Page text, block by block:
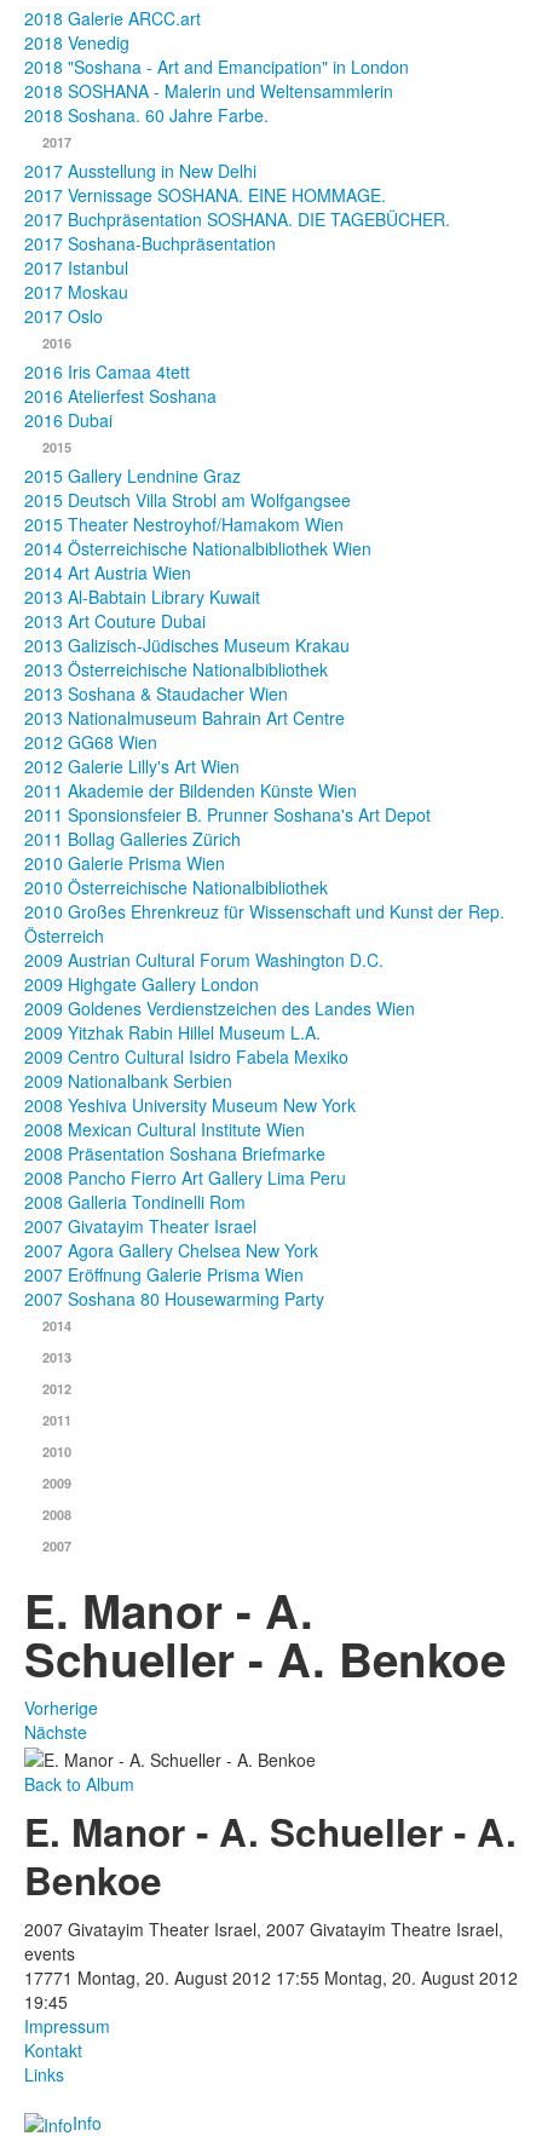
2018 Galerie ARCC.art
2018 Venedig
2018 "Soshana - Art and Emancipation" in London
2018 SOSHANA - Malerin und Weltensammlerin
2018 Soshana. 60 Jahre Farbe.
2017
2017 Ausstellung in New Delhi
2017 Vernissage SOSHANA. EINE HOMMAGE.
2017 Buchpräsentation SOSHANA. DIE TAGEBÜCHER.
2017 Soshana-Buchpräsentation
2017 Istanbul
2017 Moskau
2017 Oslo
2016
2016 Iris Camaa 4tett
2016 Atelierfest Soshana
2016 Dubai
2015
2015 Gallery Lendnine Graz
2015 Deutsch Villa Strobl am Wolfgangsee
2015 Theater Nestroyhof/Hamakom Wien
2014 Österreichische Nationalbibliothek Wien
2014 Art Austria Wien
2013 Al-Babtain Library Kuwait
2013 Art Couture Dubai
2013 Galizisch-Jüdisches Museum Krakau
2013 Österreichische Nationalbibliothek
2013 Soshana & Staudacher Wien
2013 Nationalmuseum Bahrain Art Centre
2012 GG68 Wien
2012 Galerie Lilly's Art Wien
2011 Akademie der Bildenden Künste Wien
2011 Sponsionsfeier B. Prunner Soshana's Art Depot
2011 Bollag Galleries Zürich
2010 Galerie Prisma Wien
2010 Österreichische Nationalbibliothek
2010 Großes Ehrenkreuz für Wissenschaft und Kunst der Rep.
Österreich
2009 Austrian Cultural Forum Washington D.C.
2009 Highgate Gallery London
2009 Goldenes Verdienstzeichen des Landes Wien
2009 Yitzhak Rabin Hillel Museum L.A.
2009 Centro Cultural Isidro Fabela Mexiko
2009 Nationalbank Serbien
2008 Yeshiva University Museum New York
2008 Mexican Cultural Institute Wien
2008 Präsentation Soshana Briefmarke
2008 Pancho Fierro Art Gallery Lima Peru
2008 Galleria Tondinelli Rom
2007 Givatayim Theater Israel
2007 Agora Gallery Chelsea New York
2007 Eröffnung Galerie Prisma Wien
2007 Soshana 80 Housewarming Party
2014
2013
2012
2011
2010
2009
2008
2007
E. Manor - A.
Schueller - A. Benkoe
Vorherige
Nächste
Back to Album
E. Manor - A. Schueller - A.
Benkoe
2007 Givatayim Theater Israel, 2007 Givatayim Theatre Israel,
events
17771 Montag, 20. August 2012 17:55 Montag, 20. August 2012
19:45
Impressum
Kontakt
Links
Info